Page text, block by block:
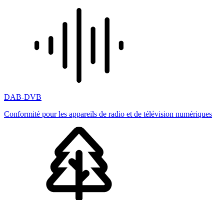
DAB-DVB
Conformité pour les appareils de radio et de télévision numériques